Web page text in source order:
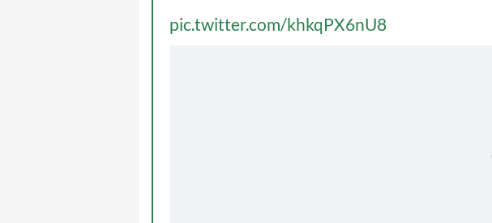
pic.twitter.com/khkqPX6nU8